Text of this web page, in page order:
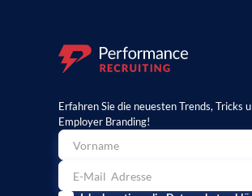
Erfahren Sie die neuesten Trends, Tricks
Employer Branding!